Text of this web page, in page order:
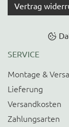
Vertrag
SERVICE
Montage &
Lieferung
Versandkosten
Zahlungsarten